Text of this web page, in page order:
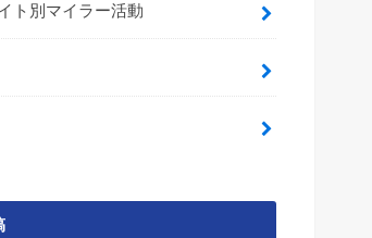
ト別マイラー活動